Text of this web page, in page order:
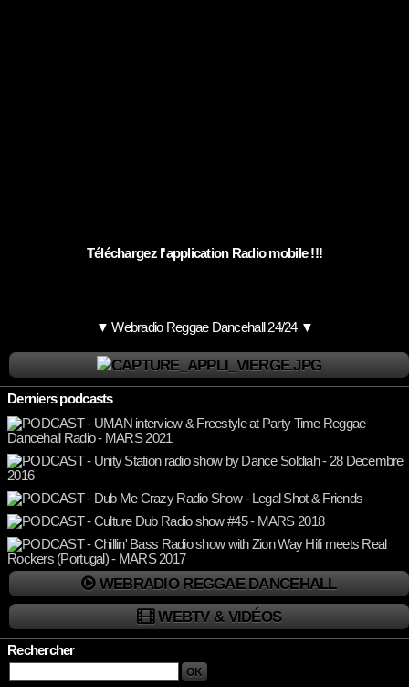
Téléchargez l'application Radio mobile !!!
▼ Webradio Reggae Dancehall 24/24 ▼
Derniers podcasts
WEBRADIO REGGAE DANCEHALL
WEBTV & VIDÉOS
Rechercher